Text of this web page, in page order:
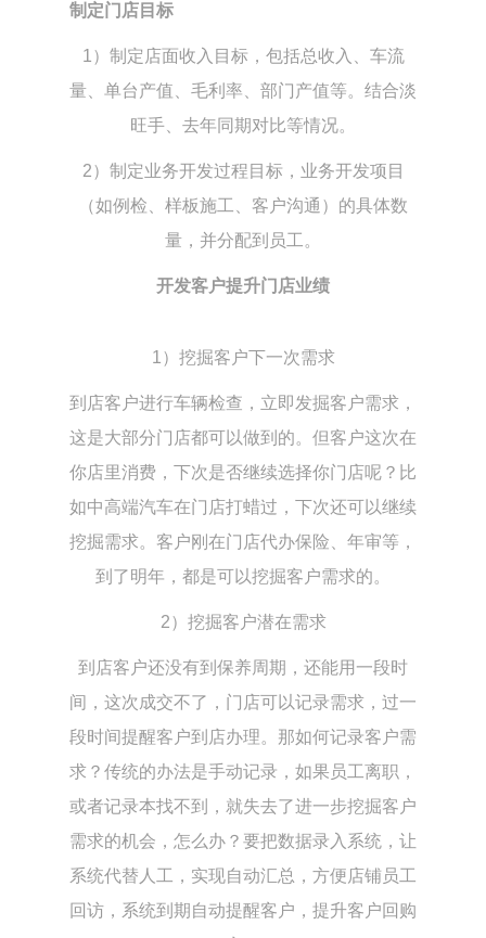
制定门店目标
1）制定店面收入目标，包括总收入、车流
量、单台产值、毛利率、部门产值等。结合淡
旺手、去年同期对比等情况。
2）制定业务开发过程目标，业务开发项目
（如例检、样板施工、客户沟通）的具体数
量，并分配到员工。
开发客户提升门店业绩
1）挖掘客户下一次需求
到店客户进行车辆检查，立即发掘客户需求，
这是大部分门店都可以做到的。但客户这次在
你店里消费，下次是否继续选择你门店呢？比
如中高端汽车在门店打蜡过，下次还可以继续
挖掘需求。客户刚在门店代办保险、年审等，
到了明年，都是可以挖掘客户需求的。
2）挖掘客户潜在需求
到店客户还没有到保养周期，还能用一段时
间，这次成交不了，门店可以记录需求，过一
段时间提醒客户到店办理。那如何记录客户需
求？传统的办法是手动记录，如果员工离职，
或者记录本找不到，就失去了进一步挖掘客户
需求的机会，怎么办？要把数据录入系统，让
系统代替人工，实现自动汇总，方便店铺员工
回访，系统到期自动提醒客户，提升客户回购